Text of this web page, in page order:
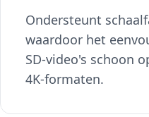
Ondersteunt
waardoor het
SD-video's schoon
4K-formaten.